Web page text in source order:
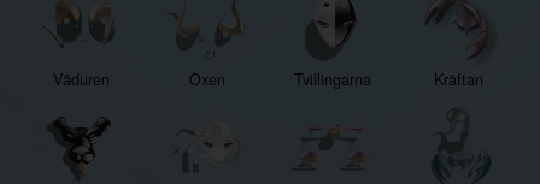
Väduren Oxen Tvillingarna Kräftan